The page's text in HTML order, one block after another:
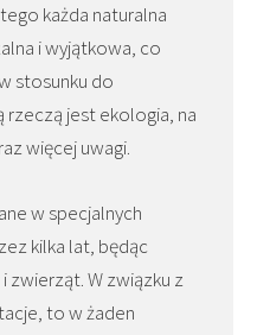
każda naturalna
i wyjątkowa, co
stosunku do
jest ekologia, na
więcej uwagi.
w specjalnych
kilka lat, będąc
W związku z
to w żaden